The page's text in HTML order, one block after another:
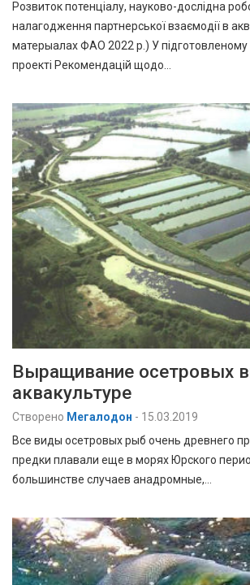
Розвиток потенціалу, науково-дослідна
налагодження партнерської взаємодії в
матерыалах ФАО 2022 р.) У
проекті Рекомендацій щодо…
Выращивание осетровых
аквакультуре
Створено Мегалодон - 15.03.2019
Все виды осетровых рыб очень древнего
предки плавали еще в морях Юрского
большинстве случаев анадромные,…